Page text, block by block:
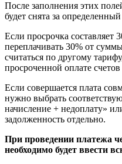
После заполнения этих
будет снята за
Если просрочка составляет
переплачивать 30% от
считаться по другому
просроченной оплате
Если совершается плата
нужно выбрать
начисление + недоплату»
задолженность отдельно.
При проведении платежа
необходимо будет ввести